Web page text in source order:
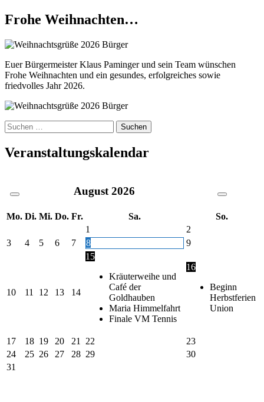
Frohe Weihnachten…
Euer Bürgermeister Klaus Paminger und sein Team wünschen
Frohe Weihnachten und ein gesundes, erfolgreiches sowie
friedvolles Jahr 2026.
Suche
nach:
Veranstaltungskalendar
August 2026
Mo. Di. Mi. Do. Fr. Sa.
So.
1
2
3
4 5 6 7 8 9
10 11 12 13 14
15
Kräuterweihe und
Café der
Goldhauben
Maria Himmelfahrt
Finale VM Tennis
16
Beginn
Herbstferien
Union
17 18 19 20 21 22
23
24
25 26 27 28 29
30
31